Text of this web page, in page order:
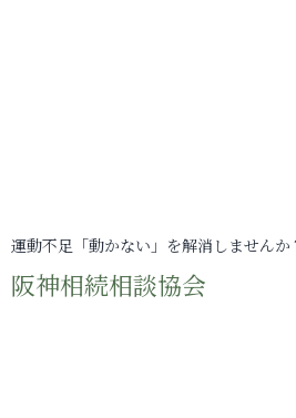
運動不足「動かない」を解消しませんか
阪神相続相談協会